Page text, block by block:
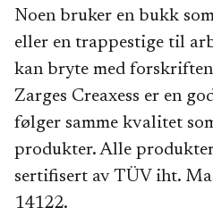
Noen bruker en bukk
eller en trappestige til
kan bryte med
Zarges Creaxess er en
følger samme kvalitet
produkter. Alle
sertifisert av TÜV iht.
14122.